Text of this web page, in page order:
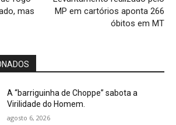
mas
MP em cartórios aponta 266
óbitos em MT
A “barriguinha de Choppe” sabota a
Virilidade do Homem.
agosto 6, 2026